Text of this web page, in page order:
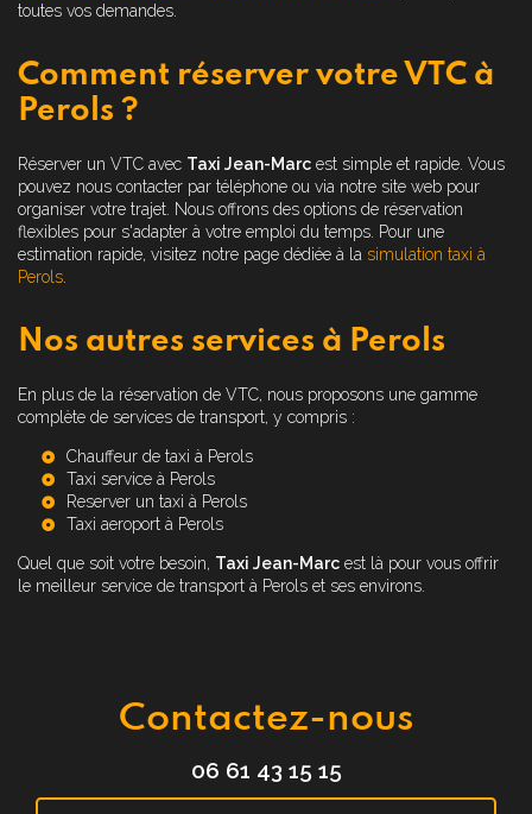
toutes vos demandes.
Comment réserver votre VTC à
Perols ?
Réserver un VTC avec Taxi Jean-Marc est simple et rapide. Vous
pouvez nous contacter par téléphone ou via notre site web pour
organiser votre trajet. Nous offrons des options de réservation
flexibles pour s'adapter à votre emploi du temps. Pour une
estimation rapide, visitez notre page dédiée à la simulation taxi à
Perols
Nos autres services à Perols
En plus de la réservation de VTC, nous proposons une gamme
complète de services de transport, y compris :
Chauffeur de taxi à Perols
Taxi service à Perols
Reserver un taxi à Perols
Taxi aeroport à Perols
Quel que soit votre besoin, Taxi Jean-Marc est là pour vous offrir
le meilleur service de transport à Perols et ses environs.
Contactez-nous
06 61 43 15 15